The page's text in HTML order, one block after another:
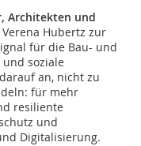
Architekten und
Hubertz zur
für die Bau- und
soziale
an, nicht zu
für mehr
resiliente
und
Digitalisierung.